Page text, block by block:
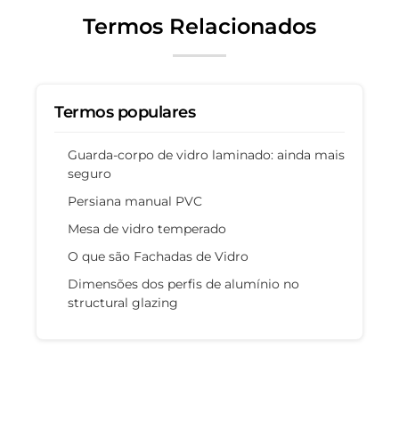
Termos Relacionados
Termos populares
Guarda-corpo de vidro laminado: ainda mais
seguro
Persiana manual PVC
Mesa de vidro temperado
O que são Fachadas de Vidro
Dimensões dos perfis de alumínio no
structural glazing